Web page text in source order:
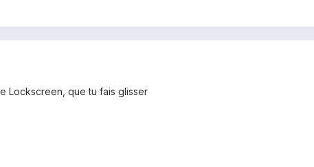
Lockscreen, que tu fais glisser